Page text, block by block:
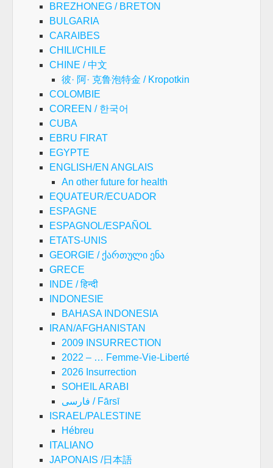
BREZHONEG / BRETON
BULGARIA
CARAIBES
CHILI/CHILE
CHINE / 中文
彼· 阿· 克鲁泡特金 / Kropotkin
COLOMBIE
COREEN / 한국어
CUBA
EBRU FIRAT
EGYPTE
ENGLISH/EN ANGLAIS
An other future for health
EQUATEUR/ECUADOR
ESPAGNE
ESPAGNOL/ESPAÑOL
ETATS-UNIS
GEORGIE / ქართული ენა
GRECE
INDE / हिन्दी
INDONESIE
BAHASA INDONESIA
IRAN/AFGHANISTAN
2009 INSURRECTION
2022 – … Femme-Vie-Liberté
2026 Insurrection
SOHEIL ARABI
فارسی / Fārsī
ISRAEL/PALESTINE
Hébreu
ITALIANO
JAPONAIS /日本語